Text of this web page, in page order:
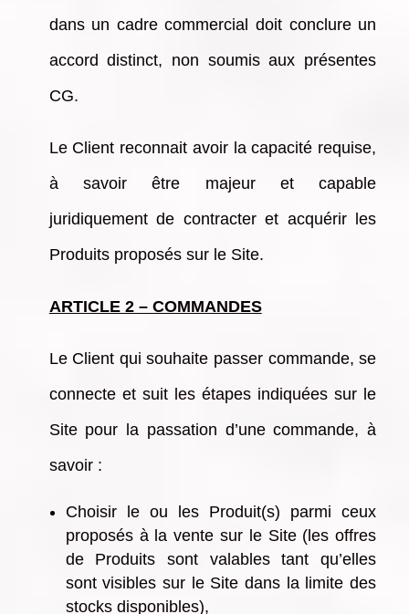
dans un cadre commercial doit conclure un
accord distinct, non soumis aux présentes
CG.
Le Client reconnait avoir la capacité requise,
à savoir être majeur et capable
juridiquement de contracter et acquérir les
Produits proposés sur le Site.
ARTICLE 2 – COMMANDES
Le Client qui souhaite passer commande, se
connecte et suit les étapes indiquées sur le
Site pour la passation d’une commande, à
savoir :
Choisir le ou les Produit(s) parmi ceux
proposés à la vente sur le Site (les offres
de Produits sont valables tant qu’elles
sont visibles sur le Site dans la limite des
stocks disponibles),